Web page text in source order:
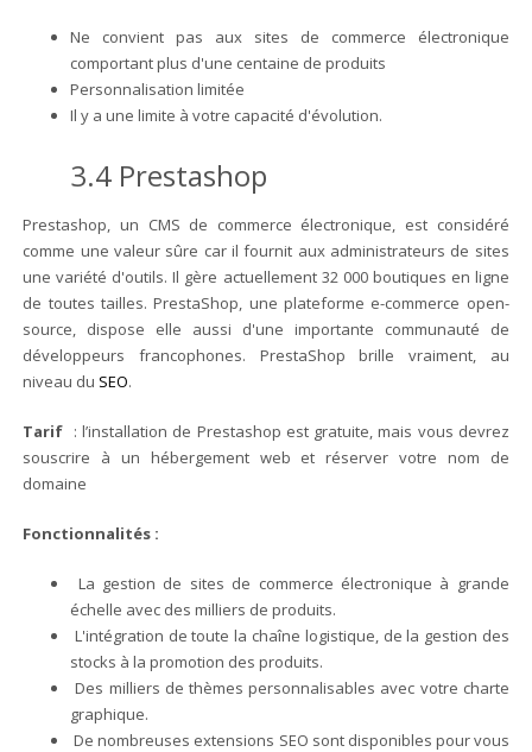
Ne convient pas aux sites de commerce électronique
comportant plus d'une centaine de produits
Personnalisation limitée
Il y a une limite à votre capacité d'évolution.
3.4 Prestashop
Prestashop, un CMS de commerce électronique, est considéré
comme une valeur sûre car il fournit aux administrateurs de sites
une variété d'outils. Il gère actuellement 32 000 boutiques en ligne
de toutes tailles. PrestaShop, une plateforme e-commerce open-
source, dispose elle aussi d'une importante communauté de
développeurs francophones. PrestaShop brille vraiment, au
niveau du SEO.
Tarif : l’installation de Prestashop est gratuite, mais vous devrez
souscrire à un hébergement web et réserver votre nom de
domaine
Fonctionnalités :
La gestion de sites de commerce électronique à grande
échelle avec des milliers de produits.
L'intégration de toute la chaîne logistique, de la gestion des
stocks à la promotion des produits.
Des milliers de thèmes personnalisables avec votre charte
graphique.
De nombreuses extensions SEO sont disponibles pour vous